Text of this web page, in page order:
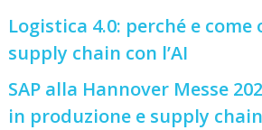
Logistica 4.0: perché e
supply chain con l’AI
SAP alla Hannover Messe
in produzione e supply